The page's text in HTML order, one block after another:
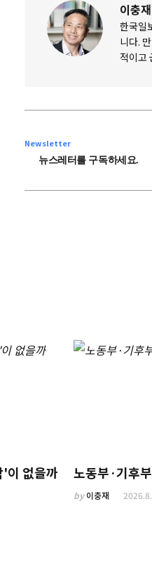
이충재
한국일
니다.
적이고
Newsletter
뉴스레터를 구독하세요.
이 없을까 노동부·기후
by이충재